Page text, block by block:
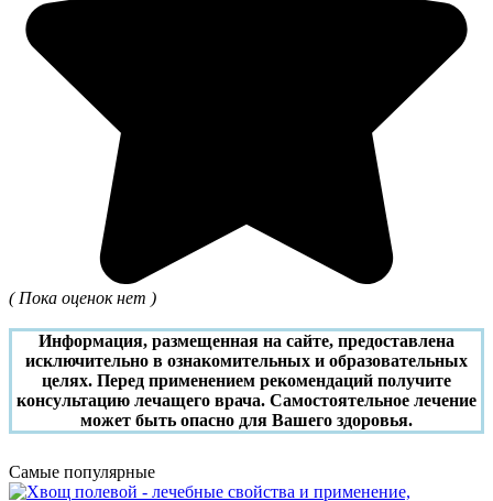
( Пока оценок нет )
Информация, размещенная на сайте, предоставлена
исключительно в ознакомительных и образовательных
целях. Перед применением рекомендаций получите
консультацию лечащего врача. Самостоятельное лечение
может быть опасно для Вашего здоровья.
Самые популярные